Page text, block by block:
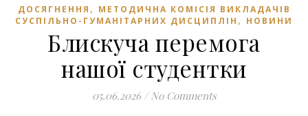
ДОСЯГНЕННЯ , МЕТОДИЧНА КОМІСІЯ ВИКЛАДАЧІВ
СУСПІЛЬНО-ГУМАНІТАРНИХ ДИСЦИПЛІН , НОВИНИ
Блискуча перемога
нашої студентки
05.06.2026 / No Comments